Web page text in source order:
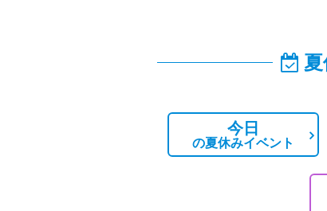
今日
の夏休みイベント